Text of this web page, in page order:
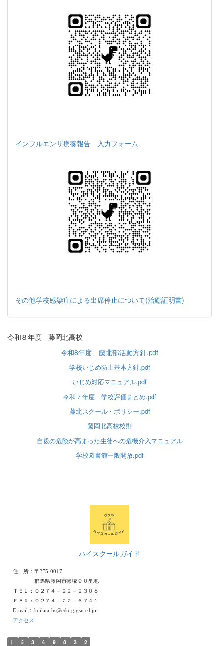
インフルエンザ療養報告 入力フォーム
その他学校感染症による出席停止について(治癒証明書)
令和８年度 藤岡北高校
令和8年度 藤北部活動方針.pdf
学校いじめ防止基本方針.pdf
いじめ対応マニュアル.pdf
令和７年度 学校評価まとめ.pdf
藤北スクール・ポリシー.pdf
藤岡北高校校則
自殺の危険が高まった生徒への危機介入マニュアル
学校図書館一般開放.pdf
ハイスクールガイド
住 所：〒375-0017
群馬県藤岡市篠塚９０番地
ＴＥＬ：０２７４－２２－２３０８
ＦＡＸ：０２７４－２２－６７４１
E-mail：fujikita-hs@edu-g.gsn.ed.jp
アクセス
1 5 3 6 9 8 3 2